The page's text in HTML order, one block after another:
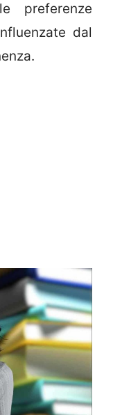
preferenze
dal